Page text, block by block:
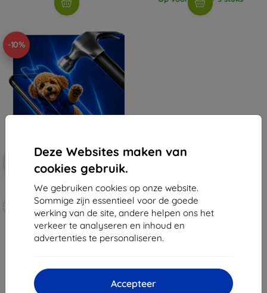
Deze Websites maken van
cookies gebruik.
We gebruiken cookies op onze website.
Sommige zijn essentieel voor de goede
werking van de site, andere helpen ons het
verkeer te analyseren en inhoud en
advertenties te personaliseren.
Accepteer
-10%
Korting
coupon
EXTRA10
3mk Hammer beschermfolie
Op maat gemaakt
€ 20,90
€ 18,80